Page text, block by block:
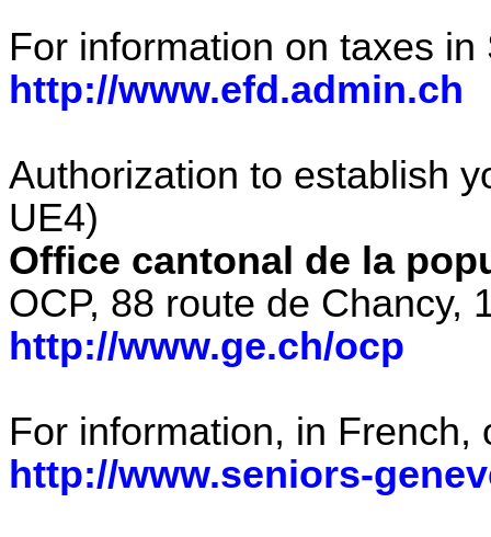
For information on taxes in
http://www.efd.admin.ch
Authorization to establish
UE4)
Office cantonal de la
OCP, 88 route de Chancy,
http://www.ge.ch/ocp
For information, in
http://www.seniors-